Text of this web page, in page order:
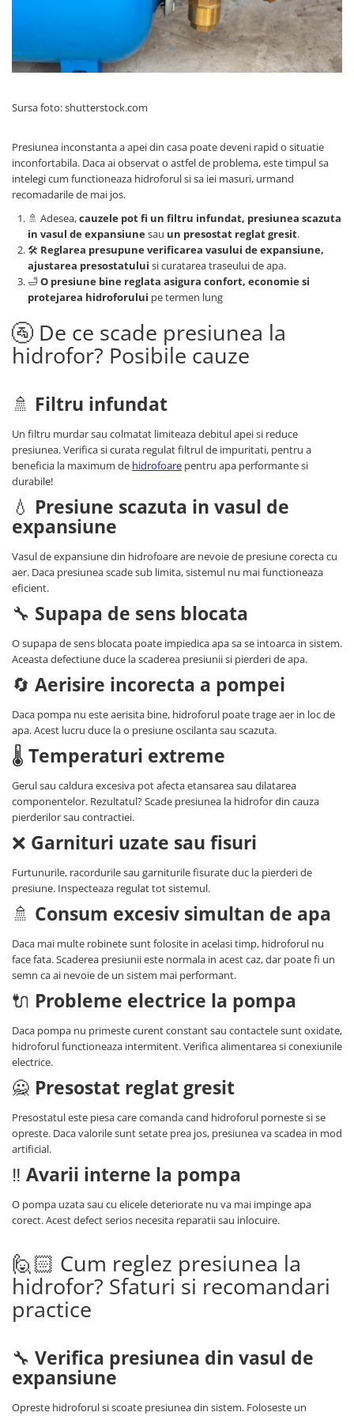
Sursa foto: shutterstock.com
Presiunea inconstanta a apei din casa poate deveni rapid o situatie
inconfortabila. Daca ai observat o astfel de problema, este timpul sa
intelegi cum functioneaza hidroforul si sa iei masuri, urmand
recomadarile de mai jos.
🚿 Adesea,cauzele pot fi un filtru infundat, presiunea scazuta
in vasul de expansiunesau un presostat reglat gresit.
🛠️ Reglarea presupune verificarea vasului de expansiune,
ajustarea presostatului si curatarea traseului de apa.
🛁O presiune bine reglata asigura confort, economie si
protejarea hidroforului pe termen lung
🚰 De ce scade presiunea la
hidrofor? Posibile cauze
🚿 Filtru infundat
Un filtru murdar sau colmatat limiteaza debitul apei si reduce
presiunea. Verifica si curata regulat filtrul de impuritati, pentru a
beneficia la maximum de hidrofoare pentru apa performante si
durabile!
💧 Presiune scazuta in vasul de
expansiune
Vasul de expansiune din hidrofoare are nevoie de presiune corecta cu
aer. Daca presiunea scade sub limita, sistemul nu mai functioneaza
eficient.
🔧 Supapa de sens blocata
O supapa de sens blocata poate impiedica apa sa se intoarca in sistem.
Aceasta defectiune duce la scaderea presiunii si pierderi de apa.
🔄 Aerisire incorecta a pompei
Daca pompa nu este aerisita bine, hidroforul poate trage aer in loc de
apa. Acest lucru duce la o presiune oscilanta sau scazuta.
🌡️ Temperaturi extreme
Gerul sau caldura excesiva pot afecta etansarea sau dilatarea
componentelor. Rezultatul? Scade presiunea la hidrofor din cauza
pierderilor sau contractiei.
❌ Garnituri uzate sau fisuri
Furtunurile, racordurile sau garniturile fisurate duc la pierderi de
presiune. Inspecteaza regulat tot sistemul.
🚿 Consum excesiv simultan de apa
Daca mai multe robinete sunt folosite in acelasi timp, hidroforul nu
face fata. Scaderea presiunii este normala in acest caz, dar poate fi un
semn ca ai nevoie de un sistem mai performant.
🔌 Probleme electrice la pompa
Daca pompa nu primeste curent constant sau contactele sunt oxidate,
hidroforul functioneaza intermitent. Verifica alimentarea si conexiunile
electrice.
🙅 Presostat reglat gresit
Presostatul este piesa care comanda cand hidroforul porneste si se
opreste. Daca valorile sunt setate prea jos, presiunea va scadea in mod
artificial.
‼️ Avarii interne la pompa
O pompa uzata sau cu elicele deteriorate nu va mai impinge apa
corect. Acest defect serios necesita reparatii sau inlocuire.
🙋🏻 Cum reglez presiunea la
hidrofor? Sfaturi si recomandari
practice
🔧 Verifica presiunea din vasul de
expansiune
Opreste hidroforul si scoate presiunea din sistem. Foloseste un